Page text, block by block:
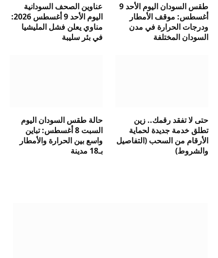
طقس السودان اليوم الأحد 9
أغسطس: موقف الأمطار
ودرجات الحرارة في مدن
السودان المختلفة
عناوين الصحف السودانية
اليوم الأحد 9 أغسطس 2026:
مناوي يعلن فشل المليشيا
في بئر سليبة
حتى لا تفقد رقمك.. زين
تطلق خدمة جديدة لحماية
الأرقام من السحب (التفاصيل
والشروط)
حالة طقس السودان اليوم
السبت 8 أغسطس: تباين
واسع بين الحرارة والأمطار
بـ18 مدينة